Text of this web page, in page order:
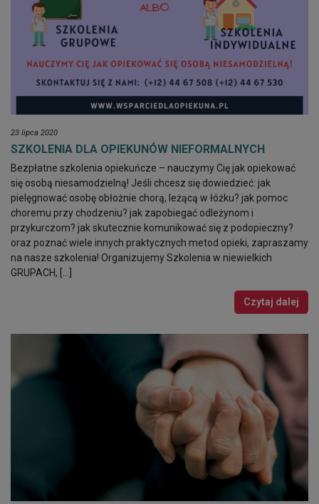
23 lipca 2020
SZKOLENIA DLA OPIEKUNÓW NIEFORMALNYCH
Bezpłatne szkolenia opiekuńcze – nauczymy Cię jak opiekować
się osobą niesamodzielną! Jeśli chcesz się dowiedzieć: jak
pielęgnować osobę obłożnie chorą, leżącą w łóżku? jak pomoc
choremu przy chodzeniu? jak zapobiegać odleżynom i
przykurczom? jak skutecznie komunikować się z podopieczny?
oraz poznać wiele innych praktycznych metod opieki, zapraszamy
na nasze szkolenia! Organizujemy Szkolenia w niewielkich
GRUPACH, […]
Czytaj dalej